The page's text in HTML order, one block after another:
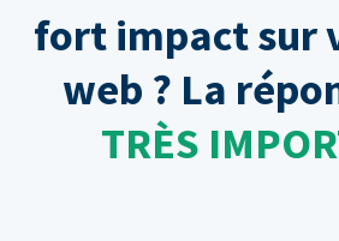
fort impact sur
web ? La
TRÈS